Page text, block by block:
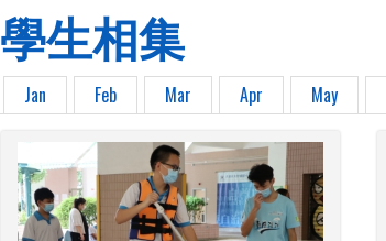
學生相集
Jan Feb Mar Apr May